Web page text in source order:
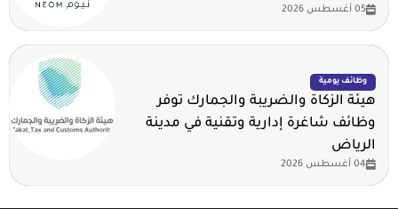
05 أغسطس 2026
وظائف يومية
هيئة الزكاة والضريبة والجمارك توفر
وظائف شاغرة إدارية وتقنية في مدينة
الرياض
04 أغسطس 2026